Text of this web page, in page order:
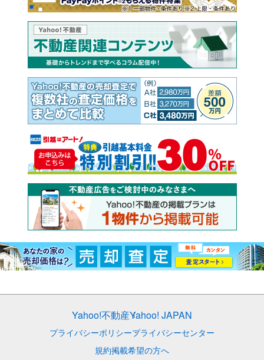
Yahoo!不動産Yahoo! JAPAN
プライバシーポリシープライバシーセンター
規約掲載希望の方へ